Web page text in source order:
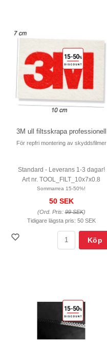
3M ull filtsskrapa professionell
För repfri montering av skyddsfilmer
Standard - Leverans 1-3 dagar!
Art nr. TOOL_FILT_10x7x0.8
Sommarrea 15-50%!
50 SEK
(Ord. Pris:99 SEK)
Tidigare lägsta pris: 50 SEK
Köp